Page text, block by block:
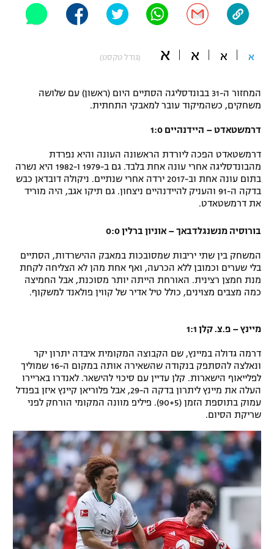
"מחצית בשכונה" – פודקאסט
משתתפים וזוכים בפרסים
תקנון משתתפים וזוכים בפרסים
תקנון עבור פעילות ספורט 1 – "מרלן"
טניס
תנאי שימוש
מדיניות פרטיות
תקנון פעילות ספורט 1
רשיון להקרנה פומבית לבית עסק
לוח דרושים – ג'ובנט
תגיות
המגזין
אופניים
ספורט מוטורי
ספורט אתגרי ואקסטרים
אומנויות לחימה
גיימינג E-Sports
א א א א (גודל טקסט)
המחזור ה-31 בבונדסליגה הסתיים היום (ראשון) עם שלושה
משחקים, כשהמיקוד עובר למאבקי התחתית.
דרמשטאדט – היידנהיים 1:0
דרמשטאדט הפכה ליורדת הראשונה העונה והיא נפרדת
מהבונדסליגה אחרי עונה אחת בלבד. גם ב-1979 ו-1982 היא נשרה
בתום עונה אחת וב-2017 ירדה אחרי שנתיים. ניקולה דובדאן כבש
בדקה ה-91 והעניק להיידנהיים ניצחון. גם תיקו אגב, היה מוריד
את דרמשטאדט.
בורוסיה מנשנגלדבאך – אוניון ברלין 0:0
המשחק בין שתי יריבות שמסובכות במאבק ההישרדות, הסתיים
בלי שערים וכמובן ללא הכרעה, ואף אחת מהן לא הצליחה לקחת
מנת חמצן רצינית. האורחת הייתה יותר מסוכנת, אבל החמיצה
כמה מצבים מצוינים, כולל טיל אדיר של קווין פולאנד למשקוף.
מיינץ – פ.צ. קלן 1:1
דרמה גדולה במיינץ, שם הקבוצה המקומית איבדה יתרון יקר
ונאלצה להסתפק בנקודה שהשאירה אותה במקום ה-16 שמוליך
לפלייאוף הישארות. קלן עדיין עם סיכוי להישאר. לאנדרו באריירו
העלה את מיינץ ליתרון בדקה ה-29, אבל פלוריאן קיינץ איזן בפנדל
עמוק בתוספת הזמן (90+5). פיליפ מוונה המקומי הורחק לפני
שריקת הסיום.